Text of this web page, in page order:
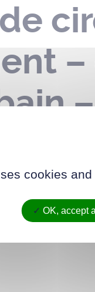
cookies
OK, accept